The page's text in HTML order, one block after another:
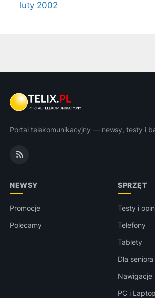
luty 2002
Portal telekomunikacyjny — newsy, testy i
NEWSY
Promocje
Polecamy
SPRZĘT
Testy i
Telefony
Tablety
Dla seniora
Nawigacje
PC i